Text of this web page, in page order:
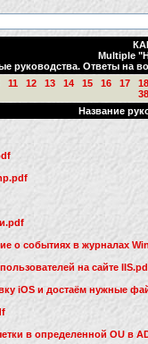
Multiple
руководства. Ответы на
11 12 13 14 15 16 17
18
38
Название
о событиях в журналах
на сайте
iOS и достаём нужные
в определенной OU в